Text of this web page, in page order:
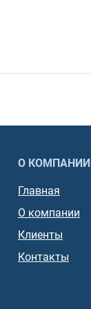
О КОМПАНИИ
Главная
О компании
Клиенты
Контакты